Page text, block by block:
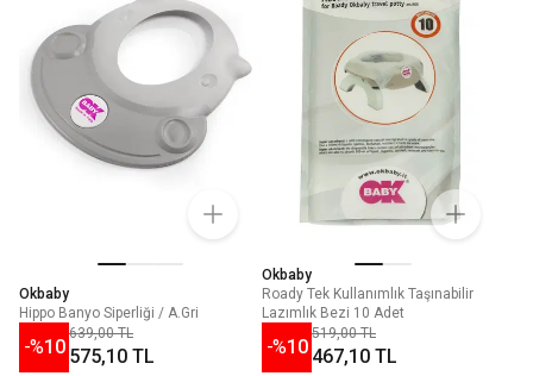
Okbaby
Hippo Banyo Siperliği / A.Gri
-%10
639,00 TL
575,10 TL
Okbaby
Roady Tek Kullanımlık Taşınabilir
Lazımlık Bezi 10 Adet
-%10
519,00 TL
467,10 TL